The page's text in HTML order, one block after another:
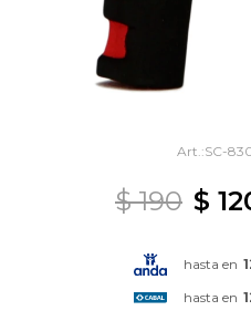
SC-
$
$ 190
hasta en
hasta en